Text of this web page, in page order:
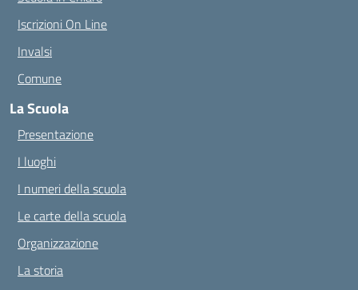
Iscrizioni On Line
Invalsi
Comune
La Scuola
Presentazione
I luoghi
I numeri della scuola
Le carte della scuola
Organizzazione
La storia